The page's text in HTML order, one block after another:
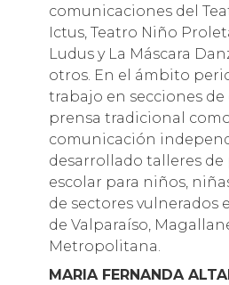
comunicaciones del
Ictus, Teatro Niño
Ludus y La Máscara
otros. En el ámbito
trabajo en secciones
prensa tradicional
comunicación
desarrollado talleres
escolar para niños,
de sectores vulnerados
de Valparaíso,
Metropolitana.
MARIA FERNANDA